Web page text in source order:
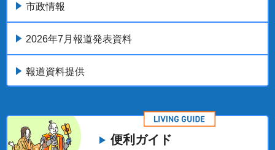
市政情報
2026年7月報道発表資料
報道資料提供
便利ガイド